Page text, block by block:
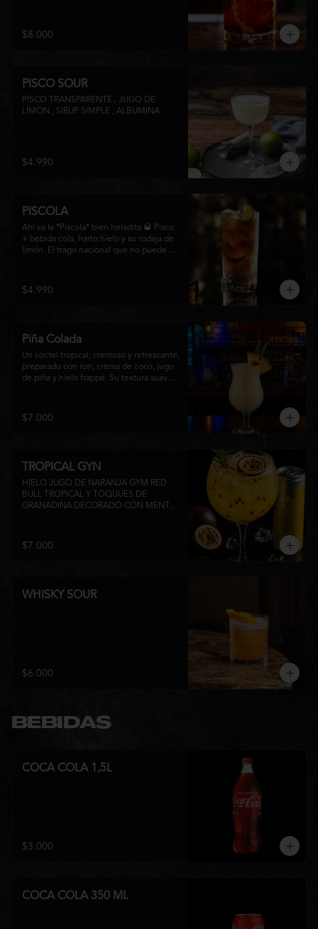
$8.000
PISCO SOUR
PISCO TRANSPARENTE , JUGO DE
LIMON , SIRUP SIMPLE , ALBUMINA
$4.990
PISCOLA
Ahí va la *Piscola* bien heladita 🥃 Pisco
+ bebida cola, harto hielo y su rodaja de
limón. El trago nacional que no puede
$4.990
Piña Colada
Un cóctel tropical, cremoso y refrescante,
preparado con ron, crema de coco, jugo
de piña y hielo frappé. Su textura suave y
disfrutar de un momento de relajo o
acompañar la experiencia gastronómica
$7.000
TROPICAL GYN
HIELO JUGO DE NARANJA GYM RED
BULL TROPICAL Y TOQUUES DE
GRANADINA DECORADO CON MENTA
$7.000
WHISKY SOUR
$6.000
BEBIDAS
COCA COLA 1,5L
$3.000
COCA COLA 350 ML